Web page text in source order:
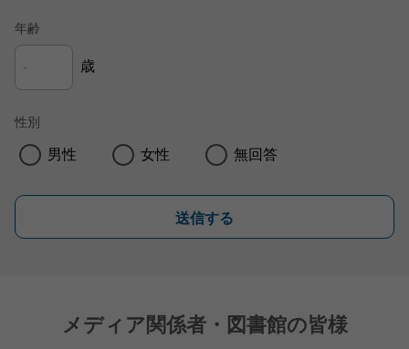
年齢
歳
性別
男性 女性 無回答
送信する
メディア関係者・図書館の皆様